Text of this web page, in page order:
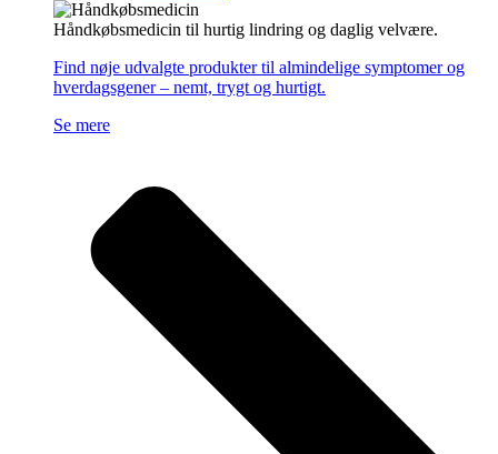
Håndkøbsmedicin til hurtig lindring og daglig velvære.
Find nøje udvalgte produkter til almindelige symptomer og
hverdagsgener – nemt, trygt og hurtigt.
Se mere